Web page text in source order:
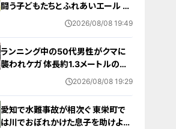
闘う子どもたちとふれあいエール ス
ポーツの楽しさ伝える 名古屋・緑区
2026/08/08 19:49
ランニング中の50代男性がクマに
襲われケガ 体長約1.3メートルのツ
キノワグマに腕や足をかまれる 「つ
岐阜・高山市
2026/08/08 19:29
愛知で水難事故が相次ぐ 東栄町で
は川でおぼれかけた息子を助けよう